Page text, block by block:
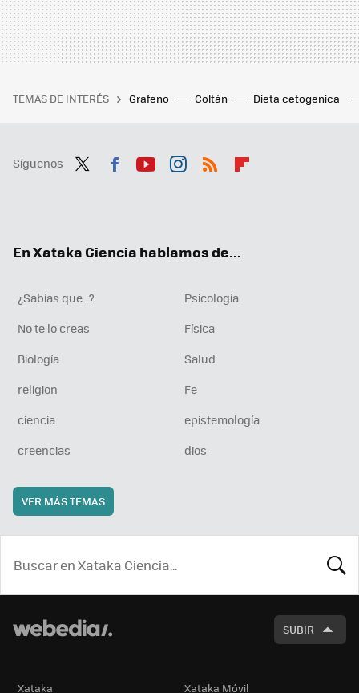
TEMAS DE INTERÉS Grafeno Coltán Dieta cetogenica
Síguenos
En Xataka Ciencia hablamos de...
¿Sabías que...?
Psicología
No te lo creas
Física
Biología
Salud
religion
Fe
ciencia
epistemología
creencias
dios
VER MÁS TEMAS
SUBIR
Xataka Xataka Móvil